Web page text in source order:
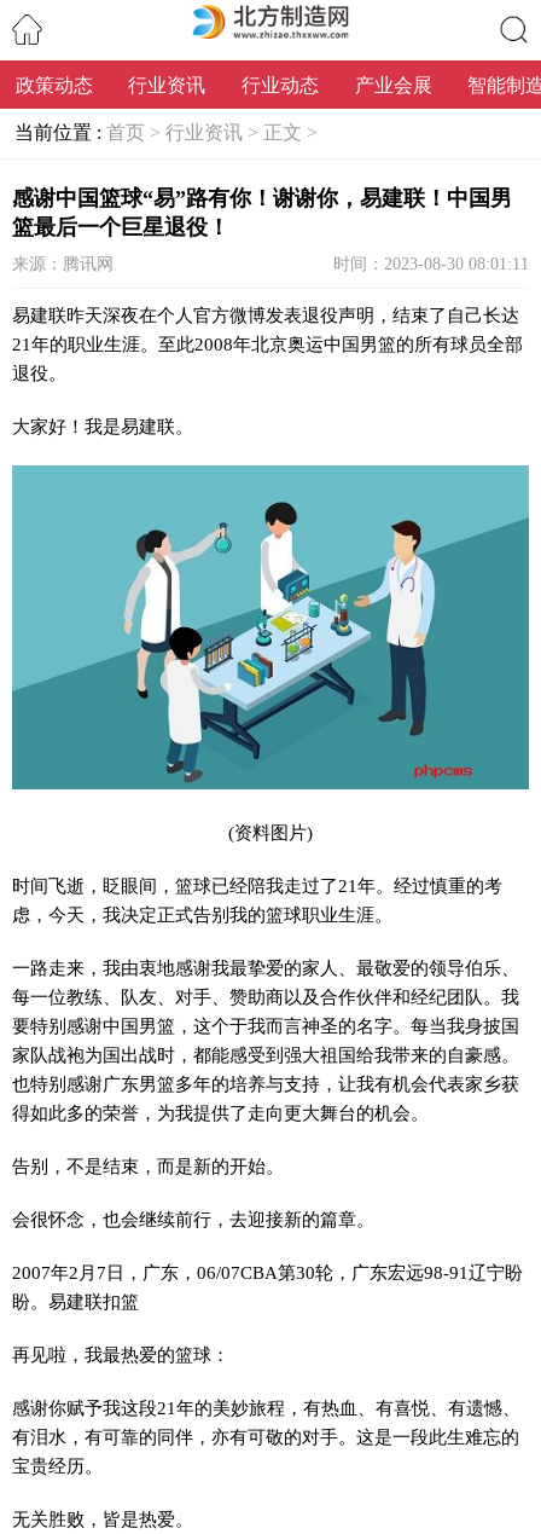
搜索
政策动态 行业资讯 行业动态 产业会展 智能制
当前位置 : 首页 > 行业资讯 > 正文 >
感谢中国篮球“易”路有你！谢谢你，易建联！中国男
篮最后一个巨星退役！
来源：腾讯网 时间：2023-08-30 08:01:11
易建联昨天深夜在个人官方微博发表退役声明，结束了自己长达
21年的职业生涯。至此2008年北京奥运中国男篮的所有球员全部
退役。
大家好！我是易建联。
(资料图片)
时间飞逝，眨眼间，篮球已经陪我走过了21年。经过慎重的考
虑，今天，我决定正式告别我的篮球职业生涯。
一路走来，我由衷地感谢我最挚爱的家人、最敬爱的领导伯乐、
每一位教练、队友、对手、赞助商以及合作伙伴和经纪团队。我
要特别感谢中国男篮，这个于我而言神圣的名字。每当我身披国
家队战袍为国出战时，都能感受到强大祖国给我带来的自豪感。
也特别感谢广东男篮多年的培养与支持，让我有机会代表家乡获
得如此多的荣誉，为我提供了走向更大舞台的机会。
告别，不是结束，而是新的开始。
会很怀念，也会继续前行，去迎接新的篇章。
2007年2月7日，广东，06/07CBA第30轮，广东宏远98-91辽宁盼
盼。易建联扣篮
再见啦，我最热爱的篮球：
感谢你赋予我这段21年的美妙旅程，有热血、有喜悦、有遗憾、
有泪水，有可靠的同伴，亦有可敬的对手。这是一段此生难忘的
宝贵经历。
无关胜败，皆是热爱。